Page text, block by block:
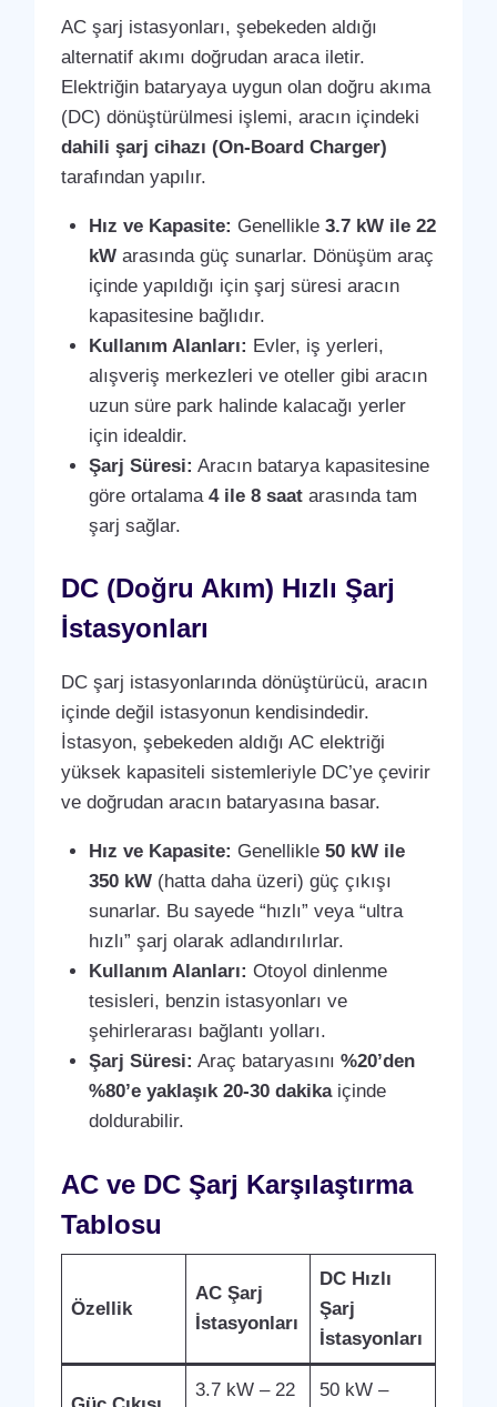
AC şarj istasyonları, şebekeden aldığı
alternatif akımı doğrudan araca iletir.
Elektriğin bataryaya uygun olan doğru akıma
(DC) dönüştürülmesi işlemi, aracın içindeki
dahili şarj cihazı (On-Board Charger)
tarafından yapılır.
Hız ve Kapasite: Genellikle3.7 kW ile 22
kW arasında güç sunarlar. Dönüşüm araç
içinde yapıldığı için şarj süresi aracın
kapasitesine bağlıdır.
Kullanım Alanları: Evler, iş yerleri,
alışveriş merkezleri ve oteller gibi aracın
uzun süre park halinde kalacağı yerler
için idealdir.
Şarj Süresi: Aracın batarya kapasitesine
göre ortalama4 ile 8 saat arasında tam
şarj sağlar.
DC (Doğru Akım) Hızlı Şarj
İstasyonları
DC şarj istasyonlarında dönüştürücü, aracın
içinde değil istasyonun kendisindedir.
İstasyon, şebekeden aldığı AC elektriği
yüksek kapasiteli sistemleriyle DC’ye çevirir
ve doğrudan aracın bataryasına basar.
Hız ve Kapasite: Genellikle50 kW ile
350 kW (hatta daha üzeri) güç çıkışı
sunarlar. Bu sayede “hızlı” veya “ultra
hızlı” şarj olarak adlandırılırlar.
Kullanım Alanları: Otoyol dinlenme
tesisleri, benzin istasyonları ve
şehirlerarası bağlantı yolları.
Şarj Süresi: Araç bataryasını%20’den
%80’e yaklaşık 20-30 dakikaiçinde
doldurabilir.
AC ve DC Şarj Karşılaştırma
Tablosu
Özellik
AC Şarj
İstasyonları
DC Hızlı
Şarj
İstasyonları
3.7 kW – 22 50 kW –